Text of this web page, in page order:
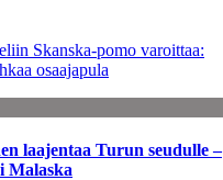
Skanska-pomo varoittaa:
osaajapula
laajentaa Turun seudulle –
Malaska